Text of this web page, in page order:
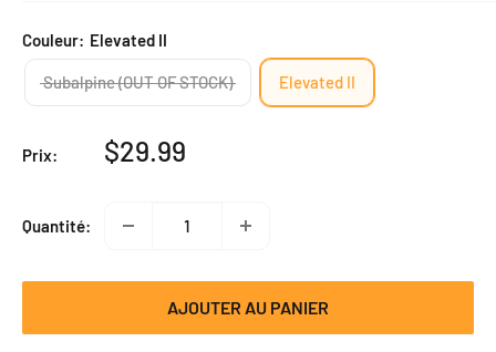
Couleur: Elevated II
Subalpine (OUT OF STOCK) Elevated II
Prix:
Prix
$29.99
Quantité:
AJOUTER AU PANIER